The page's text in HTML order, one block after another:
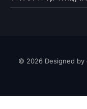
© 2026 Designed by